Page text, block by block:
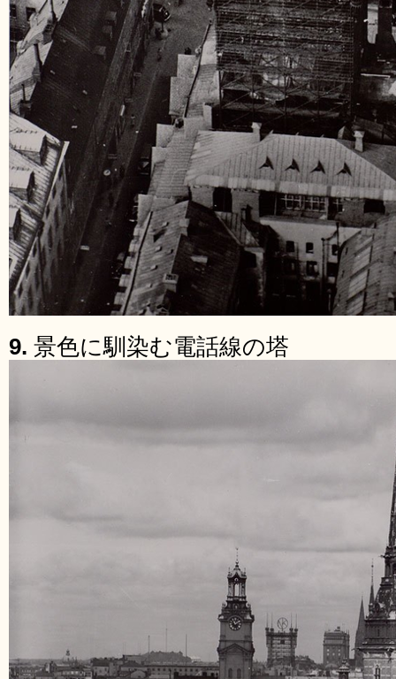
9. 景色に馴染む電話線の塔